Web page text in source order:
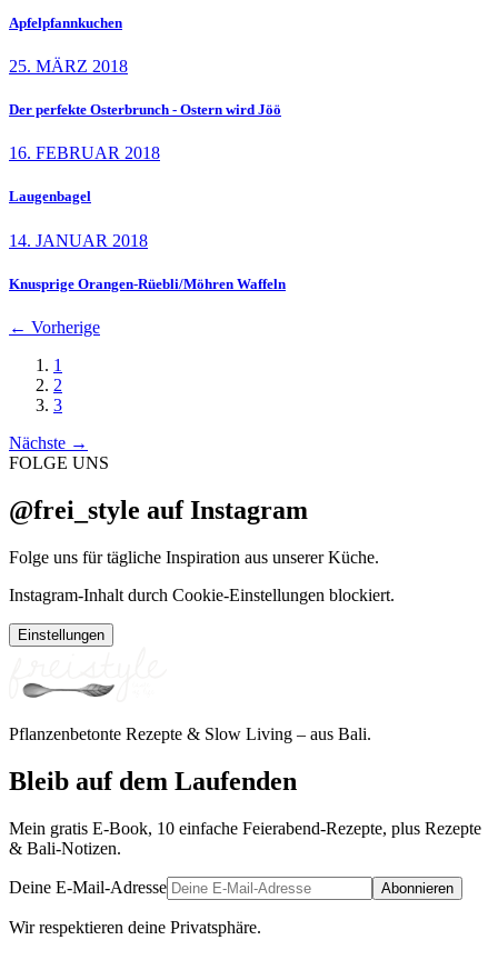
Apfelpfannkuchen
25. MÄRZ 2018
Der perfekte Osterbrunch - Ostern wird Jöö
16. FEBRUAR 2018
Laugenbagel
14. JANUAR 2018
Knusprige Orangen-Rüebli/Möhren Waffeln
← Vorherige
1
2
3
Nächste →
FOLGE UNS
@frei_style auf Instagram
Folge uns für tägliche Inspiration aus unserer Küche.
Instagram-Inhalt durch Cookie-Einstellungen blockiert.
Einstellungen
Pflanzenbetonte Rezepte & Slow Living – aus Bali.
Bleib auf dem Laufenden
Mein gratis E-Book, 10 einfache Feierabend-Rezepte, plus Rezepte
& Bali-Notizen.
Deine E-Mail-Adresse Abonnieren
Wir respektieren deine Privatsphäre.